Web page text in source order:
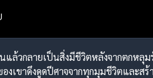
แล้วกลายเป็นสิ่งมีชีวิตหลังจากตกหลุ
ขาดึงดูดปีศาจจากทุกมุมชีวิตและสร้